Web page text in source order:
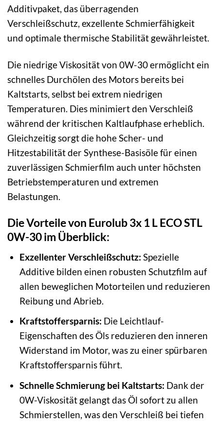
Additivpaket, das überragenden
Verschleißschutz, exzellente Schmierfähigkeit
und optimale thermische Stabilität gewährleistet.
Die niedrige Viskosität von 0W-30 ermöglicht ein
schnelles Durchölen des Motors bereits bei
Kaltstarts, selbst bei extrem niedrigen
Temperaturen. Dies minimiert den Verschleiß
während der kritischen Kaltlaufphase erheblich.
Gleichzeitig sorgt die hohe Scher- und
Hitzestabilität der Synthese-Basisöle für einen
zuverlässigen Schmierfilm auch unter höchsten
Betriebstemperaturen und extremen
Belastungen.
Die Vorteile von Eurolub 3x 1 L ECO STL
0W-30 im Überblick:
Exzellenter Verschleißschutz: Spezielle
Additive bilden einen robusten Schutzfilm auf
allen beweglichen Motorteilen und reduzieren
Reibung und Abrieb.
Kraftstoffersparnis: Die Leichtlauf-
Eigenschaften des Öls reduzieren den inneren
Widerstand im Motor, was zu einer spürbaren
Kraftstoffersparnis führt.
Schnelle Schmierung bei Kaltstarts: Dank der
0W-Viskosität gelangt das Öl sofort zu allen
Schmierstellen, was den Verschleiß bei tiefen